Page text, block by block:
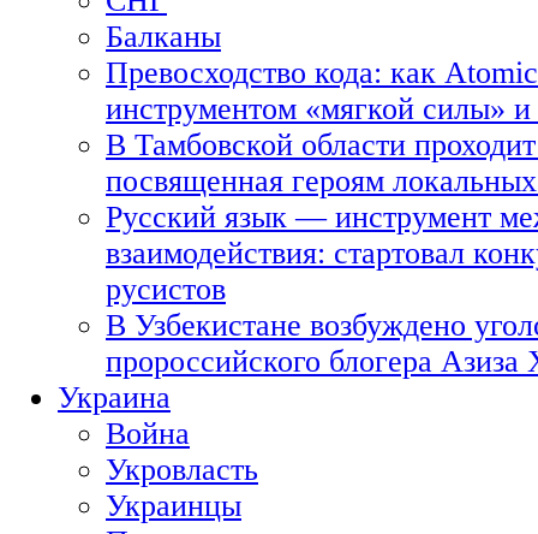
Балканы
Превосходство кода: как
инструментом «мягкой силы» и
В Тамбовской области
посвященная героям
Русский язык — инструмент
взаимодействия: стартовал
русистов
В Узбекистане возбуждено
пророссийского блогера Азиза
Украина
Война
Укровласть
Украинцы